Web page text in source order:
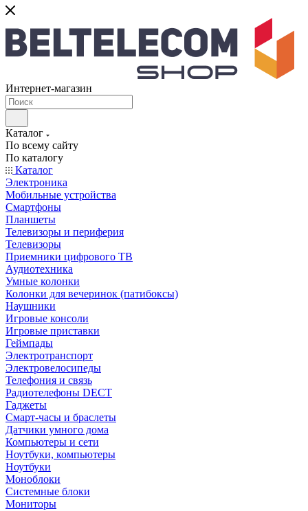
Интернет-магазин
Каталог
По всему сайту
По каталогу
Каталог
Электроника
Мобильные устройства
Смартфоны
Планшеты
Телевизоры и периферия
Телевизоры
Приемники цифрового ТВ
Аудиотехника
Умные колонки
Колонки для вечеринок (патибоксы)
Наушники
Игровые консоли
Игровые приставки
Геймпады
Электротранспорт
Электровелосипеды
Телефония и связь
Радиотелефоны DECT
Гаджеты
Смарт-часы и браслеты
Датчики умного дома
Компьютеры и сети
Ноутбуки, компьютеры
Ноутбуки
Моноблоки
Системные блоки
Мониторы